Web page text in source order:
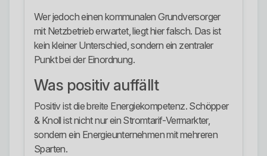
Wer jedoch einen kommunalen Grundversorger
mit Netzbetrieb erwartet, liegt hier falsch. Das ist
kein kleiner Unterschied, sondern ein zentraler
Punkt bei der Einordnung.
Was positiv auffällt
Positiv ist die breite Energiekompetenz. Schöpper
& Knoll ist nicht nur ein Stromtarif-Vermarkter,
sondern ein Energieunternehmen mit mehreren
Sparten.